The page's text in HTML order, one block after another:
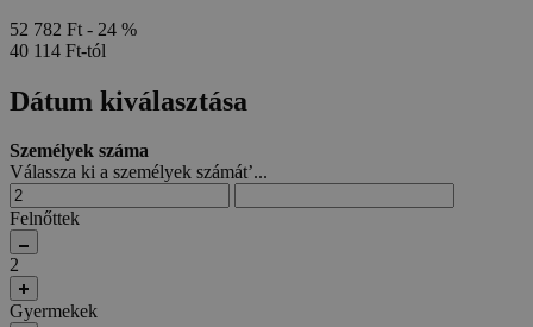
52 782 Ft - 24 %
40 114 Ft-tól
Dátum kiválasztása
Személyek száma
Válassza ki a személyek számát’...
Felnőttek
2
Gyermekek